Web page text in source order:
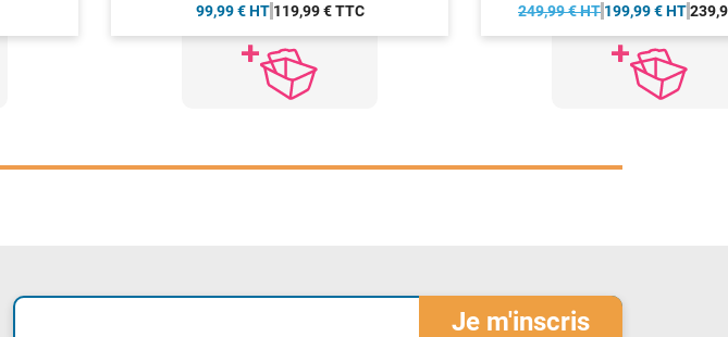
99,99 € HT 119,99 € TTC 249,99 € HT 199,99 € HT